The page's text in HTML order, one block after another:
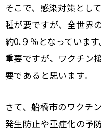
そこで、感染対策とし
種が要ですが、全世界
約0.９％となっていま
重要ですが、ワクチン
要であると思います。
さて、船橋市のワクチ
発生防止や重症化の予